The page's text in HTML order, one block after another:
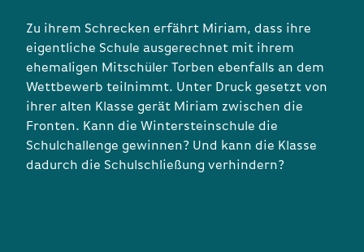
Zu ihrem Schrecken erfährt Miriam, dass ihre
eigentliche Schule ausgerechnet mit ihrem
ehemaligen Mitschüler Torben ebenfalls an dem
Wettbewerb teilnimmt. Unter Druck gesetzt von
ihrer alten Klasse gerät Miriam zwischen die
Fronten. Kann die Wintersteinschule die
Schulchallenge gewinnen? Und kann die Klasse
dadurch die Schulschließung verhindern?